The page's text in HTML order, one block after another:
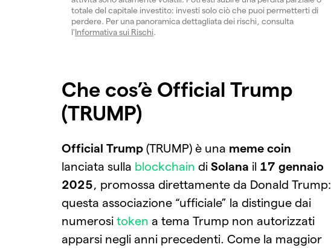
totale del capitale investito: investi solo ciò che puoi permetterti di
perdere. Per una panoramica dettagliata dei rischi, consulta
l'Informativa sui Rischi.
Che cos’è Official Trump
(TRUMP)
Official Trump (TRUMP) è una meme coin
lanciata sulla blockchain di Solana il 17 gennaio
2025, promossa direttamente da Donald Trump:
questa associazione “ufficiale” la distingue dai
numerosi token a tema Trump non autorizzati
apparsi negli anni precedenti. Come la maggior